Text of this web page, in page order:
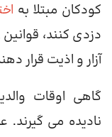
کودکان مبتلا به
دزدی کنند، قوانین
آزار و اذیت قرار
گاهی اوقات
نادیده می گیرند.